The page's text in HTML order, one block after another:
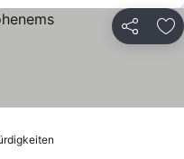
Teilen